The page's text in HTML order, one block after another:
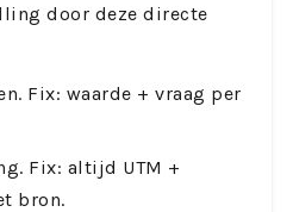
door deze directe
Fix: waarde + vraag per
Fix: altijd UTM +
bron.